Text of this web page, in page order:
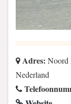
Adres: Noord
Nederland